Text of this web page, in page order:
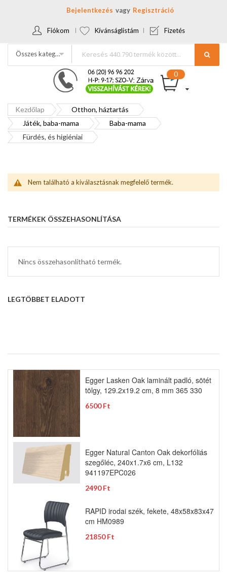
Bejelentkezés Regisztráció
Fiókom Kívánságlistám Fizetés
Összes kategória
Kezdőlap
Otthon, háztartás
Játék, baba-mama
Baba-mama
Fürdés, és higiéniai
Nem található a kiválasztásnak megfelelő termék.
TERMÉKEK ÖSSZEHASONLÍTÁSA
Nincs összehasonlítható termék.
LEGTÖBBET ELADOTT
Egger Lasken Oak laminált padló, sötét
tölgy, 129.2x19.2 cm, 8 mm 365 330
6500 Ft
Egger Natural Canton Oak dekorfóliás
szegőléc, 240x1.7x6 cm, L132
941197EPC026
2490 Ft
RAPID irodai szék, fekete, 48x58x83x47
cm HM0989
21850 Ft